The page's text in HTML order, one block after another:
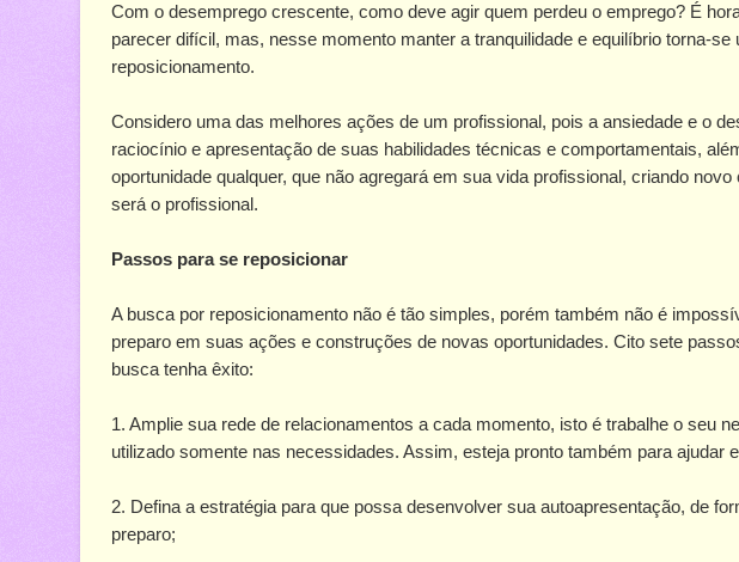
Com o desemprego crescente, como deve agir quem perdeu o emprego? É
parecer difícil, mas, nesse momento manter a tranquilidade e equilíbrio torna-
reposicionamento.
Considero uma das melhores ações de um profissional, pois a ansiedade e o
raciocínio e apresentação de suas habilidades técnicas e comportamentais,
oportunidade qualquer, que não agregará em sua vida profissional, criando
será o profissional.
Passos para se reposicionar
A busca por reposicionamento não é tão simples, porém também não é
preparo em suas ações e construções de novas oportunidades. Cito sete
busca tenha êxito:
1. Amplie sua rede de relacionamentos a cada momento, isto é trabalhe o seu
utilizado somente nas necessidades. Assim, esteja pronto também para ajudar
2. Defina a estratégia para que possa desenvolver sua autoapresentação, de
preparo;